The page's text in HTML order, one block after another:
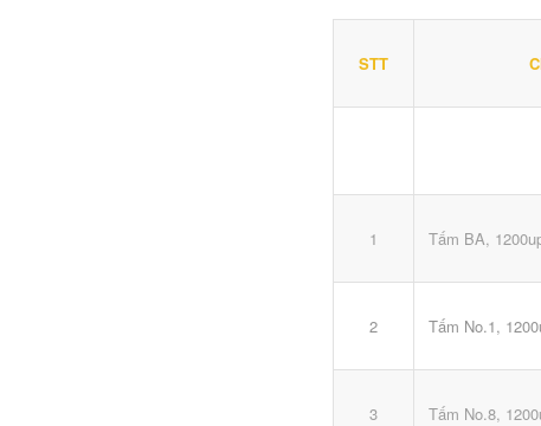
STT
1 Tấm BA,
2 Tấm No.1,
3 Tấm No.8,